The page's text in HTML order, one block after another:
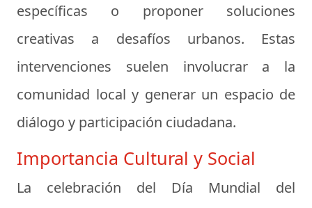
específicas o proponer soluciones
creativas a desafíos urbanos. Estas
intervenciones suelen involucrar a la
comunidad local y generar un espacio de
diálogo y participación ciudadana.
Importancia Cultural y Social
La celebración del Día Mundial del